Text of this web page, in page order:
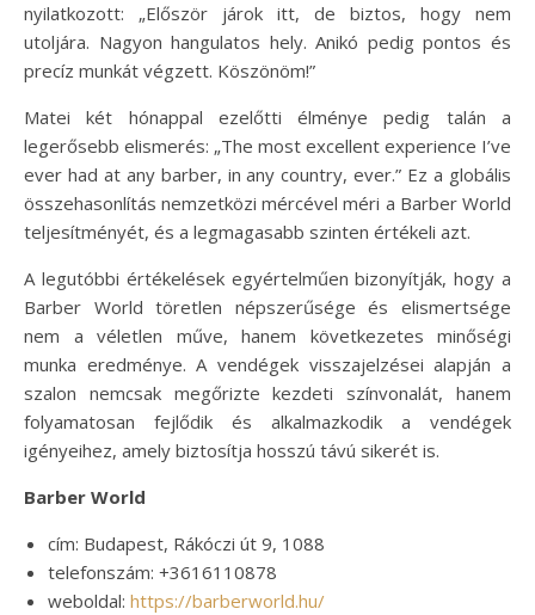
nyilatkozott: „Először járok itt, de biztos, hogy nem
utoljára. Nagyon hangulatos hely. Anikó pedig pontos és
precíz munkát végzett. Köszönöm!”
Matei két hónappal ezelőtti élménye pedig talán a
legerősebb elismerés: „The most excellent experience I’ve
ever had at any barber, in any country, ever.” Ez a globális
összehasonlítás nemzetközi mércével méri a Barber World
teljesítményét, és a legmagasabb szinten értékeli azt.
A legutóbbi értékelések egyértelműen bizonyítják, hogy a
Barber World töretlen népszerűsége és elismertsége
nem a véletlen műve, hanem következetes minőségi
munka eredménye. A vendégek visszajelzései alapján a
szalon nemcsak megőrizte kezdeti színvonalát, hanem
folyamatosan fejlődik és alkalmazkodik a vendégek
igényeihez, amely biztosítja hosszú távú sikerét is.
Barber World
cím: Budapest, Rákóczi út 9, 1088
telefonszám: +3616110878
weboldal: https://barberworld.hu/